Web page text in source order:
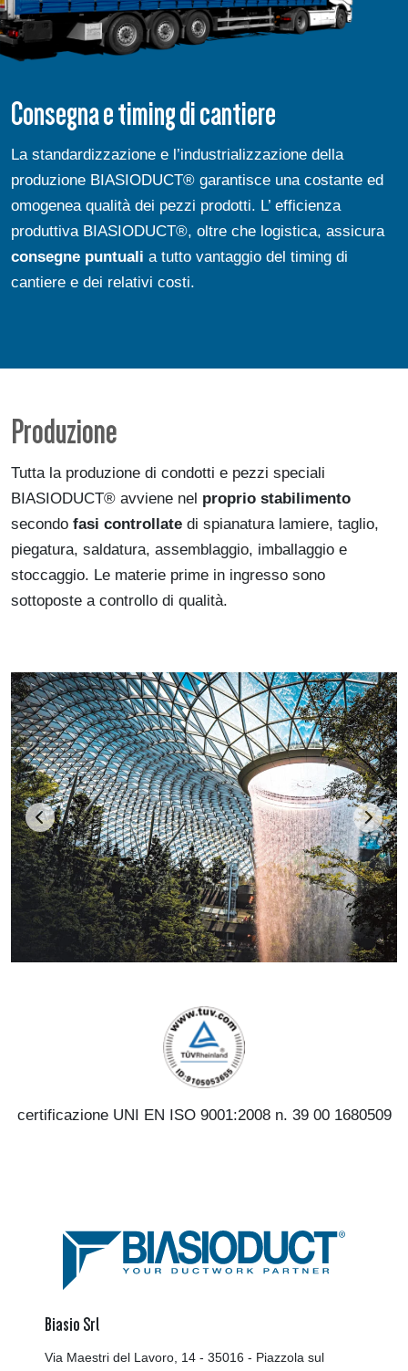
Consegna e timing di cantiere
La standardizzazione e l’industrializzazione della
produzione BIASIODUCT® garantisce una costante ed
omogenea qualità dei pezzi prodotti. L’ efficienza
produttiva BIASIODUCT®, oltre che logistica, assicura
consegne puntuali a tutto vantaggio del timing di
cantiere e dei relativi costi.
Produzione
Tutta la produzione di condotti e pezzi speciali
BIASIODUCT® avviene nel proprio stabilimento
secondo fasi controllate di spianatura lamiere, taglio,
piegatura, saldatura, assemblaggio, imballaggio e
stoccaggio. Le materie prime in ingresso sono
sottoposte a controllo di qualità.
certificazione UNI EN ISO 9001:2008 n. 39 00 1680509
Biasio Srl
Via Maestri del Lavoro, 14 - 35016 - Piazzola sul